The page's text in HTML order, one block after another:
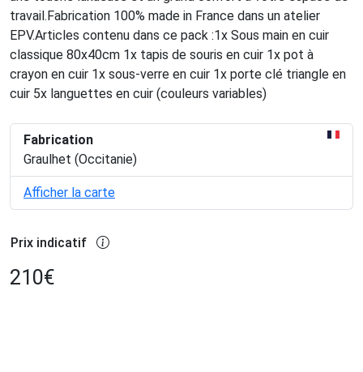
travail.Fabrication 100% made in France dans un atelier
EPV.Articles contenu dans ce pack :1x Sous main en cuir
classique 80x40cm 1x tapis de souris en cuir 1x pot à
crayon en cuir 1x sous-verre en cuir 1x porte clé triangle en
cuir 5x languettes en cuir (couleurs variables)
Fabrication
Graulhet (Occitanie)
Afficher la carte
Prix indicatif
210€